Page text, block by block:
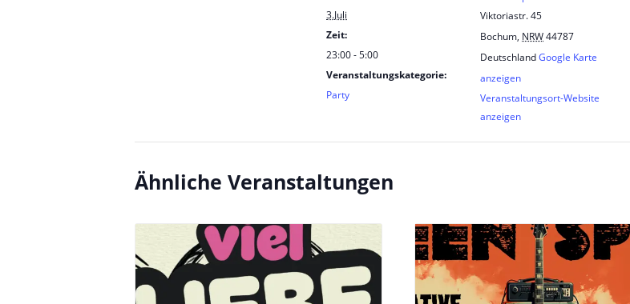
3.Juli
Zeit:
23:00 - 5:00
Veranstaltungskategorie:
Party
Viktoriastr. 45
Bochum, NRW44787
DeutschlandGoogle Karte
anzeigen
Veranstaltungsort-Website
anzeigen
Ähnliche Veranstaltungen